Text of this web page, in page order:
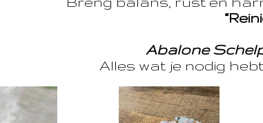
Abalone
Alles wat je nodig